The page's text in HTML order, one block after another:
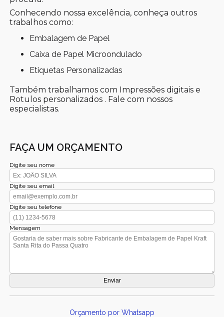
Conhecendo nossa excelência, conheça outros
trabalhos como:
Embalagem de Papel
Caixa de Papel Microondulado
Etiquetas Personalizadas
Também trabalhamos com Impressões digitais e
Rotulos personalizados . Fale com nossos
especialistas.
FAÇA UM ORÇAMENTO
Digite seu nome
Digite seu email
Digite seu telefone
Mensagem
Orçamento por Whatsapp